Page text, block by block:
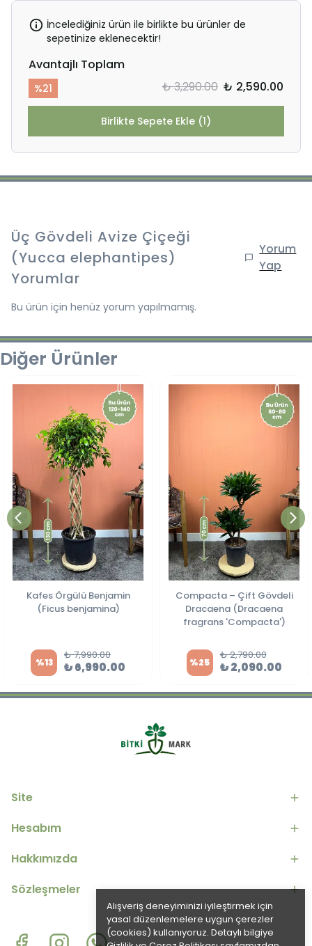
Alışveriş deneyiminizi iyileştirmek için
yasal düzenlemelere uygun çerezler
(cookies) kullanıyoruz. Detaylı bilgiye
İncelediğiniz ürün ile birlikte bu ürünler de
sepetinize eklenecektir!
Avantajlı Toplam
%21 ₺ 3,290.00 ₺ 2,590.00
Birlikte Sepete Ekle (1)
Üç Gövdeli Avize Çiçeği
(Yucca elephantipes)
Yorumlar
Yorum
Yap
Bu ürün için henüz yorum yapılmamış.
Diğer Ürünler
Kafes Örgülü Benjamin
(Ficus benjamina)
%13
₺ 7,990.00
₺ 6,990.00
Compacta – Çift Gövdeli
Dracaena (Dracaena
fragrans 'Compacta')
%25
₺ 2,790.00
₺ 2,090.00
Site
Hesabım
Hakkımızda
Sözleşmeler